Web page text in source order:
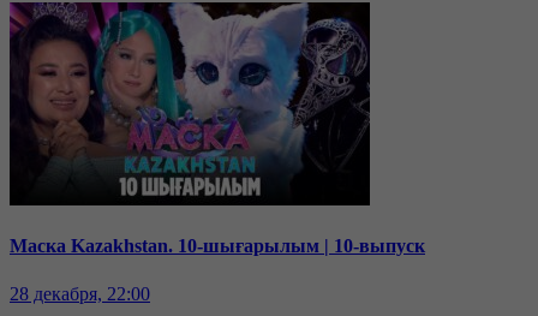
Маска Kazakhstan. 10-шығарылым | 10-выпуск
28 декабря, 22:00